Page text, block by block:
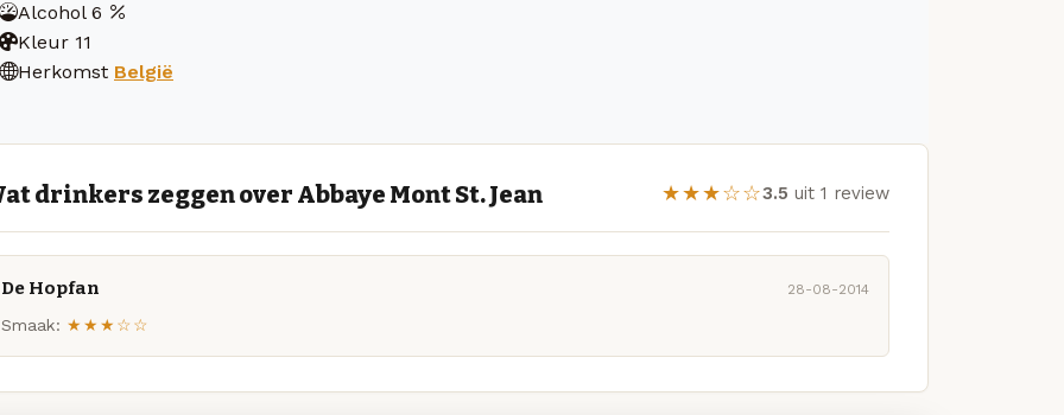
Alcohol 6
Kleur 11
Herkomst België
drinkers zeggen over Abbaye Mont St. Jean ★★★☆☆3.5 uit 1 review
De Hopfan 28-08-2014
Smaak: ★★★☆☆